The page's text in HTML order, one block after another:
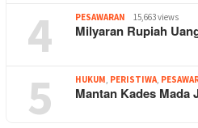
4 PESAWARAN 15,663 views
Milyaran Rupiah
5 HUKUM, PERISTIWA,
Mantan Kades